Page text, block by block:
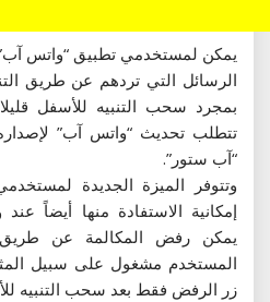
الرسائل التي تردهم عن طريق
بمجرد سحب التنبيه للأسفل
تتطلب تحديث “واتس آب”
“آب ستور”.
إمكانية الاستفادة منها أيضاً
يمكن رفض المكالمة عن طريق
المستخدم مشغول على سبيل
زر الرفض فقط بعد سحب التنبيه